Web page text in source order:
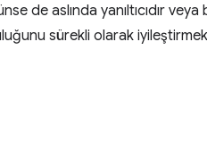
de aslında yanıltıcıdır
sürekli olarak